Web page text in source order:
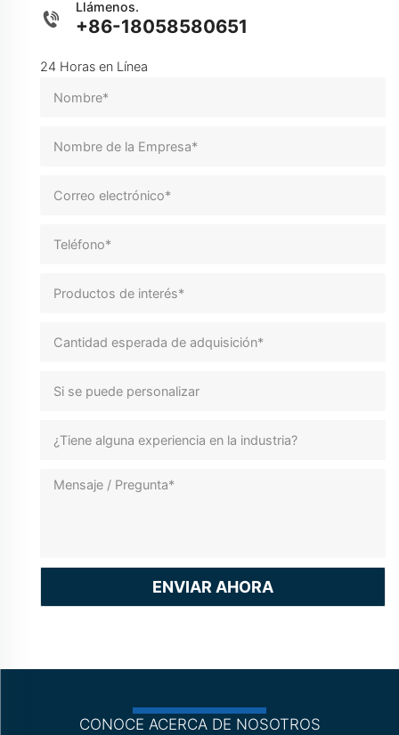
Llámenos.
+86-18058580651
24 Horas en Línea
ENVIAR AHORA
CONOCE ACERCA DE NOSOTROS